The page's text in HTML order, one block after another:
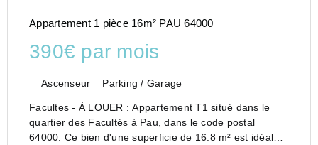
Appartement 1 pièce 16m² PAU 64000
390€ par mois
Ascenseur Parking / Garage
Facultes - À LOUER : Appartement T1 situé dans le
quartier des Facultés à Pau, dans le code postal
64000. Ce bien d'une superficie de 16.8 m² est idéal